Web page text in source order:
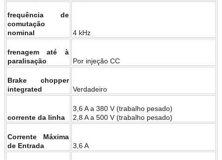
frequência de
comutação
nominal
4 kHz
frenagem até à
paralisação
Por injeção CC
Brake chopper
integrated
Verdadeiro
corrente da linha
3,6 A a 380 V (trabalho pesado)
2,8 A a 500 V (trabalho pesado)
Corrente Máxima
de Entrada
3,6 A